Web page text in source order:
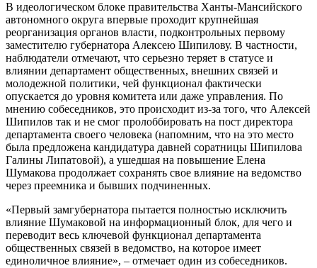
В идеологическом блоке правительства Ханты-Мансийского
автономного округа впервые проходит крупнейшая
реорганизация органов власти, подконтрольных первому
заместителю губернатора Алексею Шипилову. В частности,
наблюдатели отмечают, что серьезно теряет в статусе и
влиянии департамент общественных, внешних связей и
молодежной политики, чей функционал фактически
опускается до уровня комитета или даже управления. По
мнению собеседников, это происходит из-за того, что Алексей
Шипилов так и не смог пролоббировать на пост директора
департамента своего человека (напомним, что на это место
была предложена кандидатура давней соратницы Шипилова
Галины Липатовой), а ушедшая на повышение Елена
Шумакова продолжает сохранять свое влияние на ведомство
через преемника и бывших подчиненных.
«Первый замгубернатора пытается полностью исключить
влияние Шумаковой на информационный блок, для чего и
переводит весь ключевой функционал департамента
общественных связей в ведомство, на которое имеет
единоличное влияние», – отмечает один из собеседников.